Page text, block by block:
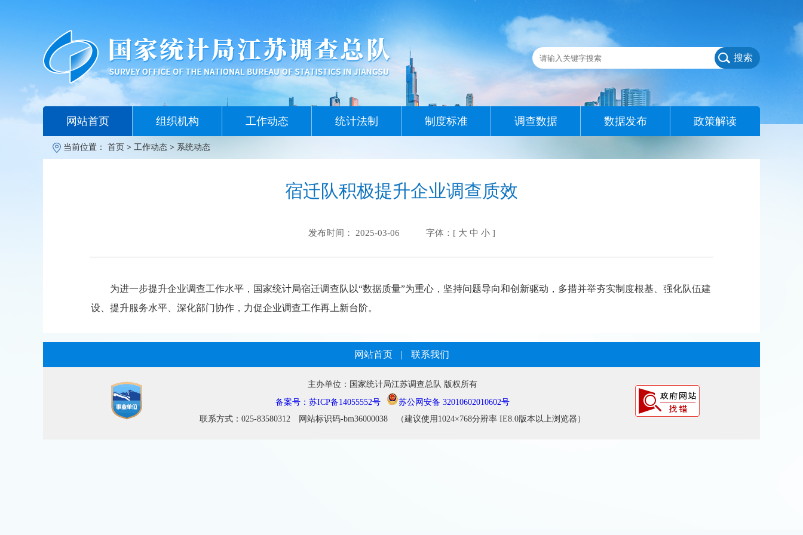
搜索
网站首页 组织机构 工作动态 统计法制 制度标准 调查数据 数据发布 政策解读
当前位置： 首页 > 工作动态 > 系统动态
宿迁队积极提升企业调查质效
发布时间： 2025-03-06 字体：[ 大 中 小]
为进一步提升企业调查工作水平，国家统计局宿迁调查队以“数据质量”为重心，坚持问题导向和创新驱动，多措并举夯实制度根基、强化队伍建
设、提升服务水平、深化部门协作，力促企业调查工作再上新台阶。